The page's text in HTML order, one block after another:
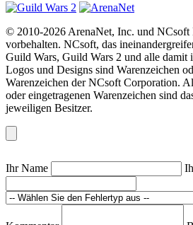
© 2010-2026 ArenaNet, Inc. und NCsoft
vorbehalten. NCsoft, das
Guild Wars, Guild Wars 2 und alle damit
Logos und Designs sind Warenzeichen
Warenzeichen der NCsoft Corporation.
oder eingetragenen Warenzeichen sind
jeweiligen Besitzer.
Ihr Name